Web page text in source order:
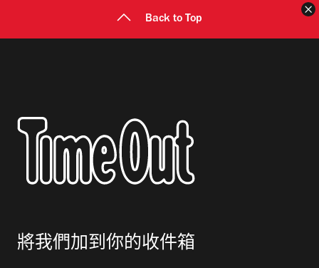
Back to Top
將我們加到你的收件箱